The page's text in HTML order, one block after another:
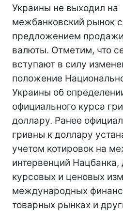
Украины не выходил на
межбанковский рынок с
предложением
валюты. Отметим, что
вступают в силу
положение
Украины об
официального курса
доллару. Ранее
гривны к доллару
учетом котировок на
интервенций Нацбанка,
курсовых и ценовых
международных
товарных рынках и